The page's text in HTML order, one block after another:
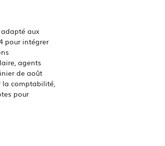
aux
pour intégrer
agents
de août
la comptabilité,
pour